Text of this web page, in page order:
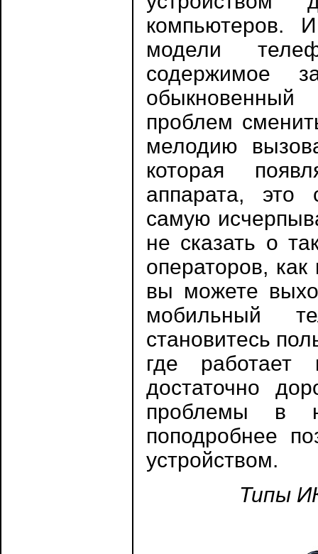
компьютеров.
модели
содержимое
проблем
мелодию
которая
аппарата, это
самую
не сказать о
операторов,
вы можете
мобильный
становитесь
где работает
достаточно
проблемы в
поподробнее
устройством.
Типы